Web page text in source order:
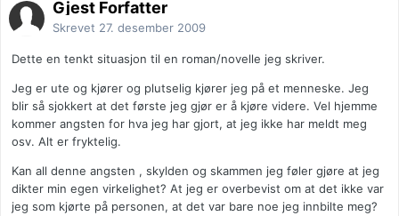
Gjest Forfatter
Skrevet 27. desember 2009
Dette en tenkt situasjon til en roman/novelle jeg skriver.
Jeg er ute og kjører og plutselig kjører jeg på et menneske. Jeg
blir så sjokkert at det første jeg gjør er å kjøre videre. Vel hjemme
kommer angsten for hva jeg har gjort, at jeg ikke har meldt meg
osv. Alt er fryktelig.
Kan all denne angsten , skylden og skammen jeg føler gjøre at jeg
dikter min egen virkelighet? At jeg er overbevist om at det ikke var
jeg som kjørte på personen, at det var bare noe jeg innbilte meg?